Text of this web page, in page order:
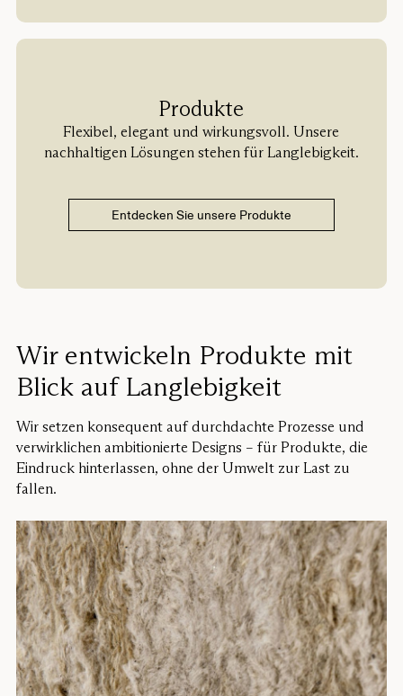
Produkte
Flexibel, elegant und wirkungsvoll. Unsere
nachhaltigen Lösungen stehen für Langlebigkeit.
Entdecken Sie unsere Produkte
Wir entwickeln Produkte mit
Blick auf Langlebigkeit
Wir setzen konsequent auf durchdachte Prozesse und
verwirklichen ambitionierte Designs – für Produkte, die
Eindruck hinterlassen, ohne der Umwelt zur Last zu
fallen.